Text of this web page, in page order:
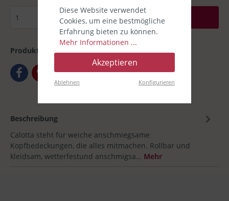
In den Warenkorb
Produktnummer:00031163-002
Beschreibung
Calotta steht für weiche anschmiegsame
Kopfbedeckungen, die alles mitmachen. Rollbar und
kleidsam, wetterfestund anschmigsa… Mehr
Diese Website verwendet
Cookies, um eine bestmögliche
Erfahrung bieten zu können.
Mehr Informationen ...
Akzeptieren
Ablehnen Konfigurieren